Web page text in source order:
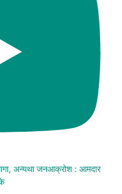
अन्यथा जनआक्रोश : आमदार